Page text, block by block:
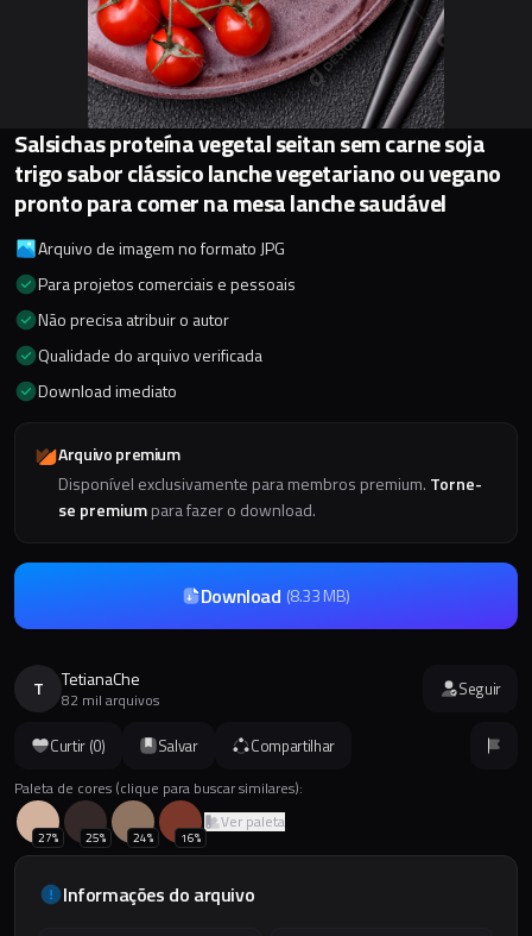
Curtir (0) Salvar Compartilhar
Paleta de cores (clique para buscar similares):
27% 25% 24% 16%
Ver paleta
Informações do arquivo
Salsichas proteína vegetal seitan sem carne soja
trigo sabor clássico lanche vegetariano ou vegano
pronto para comer na mesa lanche saudável
Arquivo de imagem no formato JPG
Para projetos comerciais e pessoais
Não precisa atribuir o autor
Qualidade do arquivo verificada
Download imediato
Arquivo premium
Disponível exclusivamente para membros premium. Torne-
se premiumpara fazer o download.
Download (8.33 MB)
T TetianaChe
82 mil arquivos Seguir